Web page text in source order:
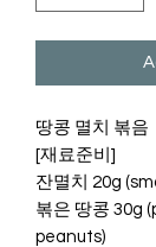
땅콩 멸치 볶음
[재료준비]
잔멸치 20g
볶은 땅콩 30g
peanuts)